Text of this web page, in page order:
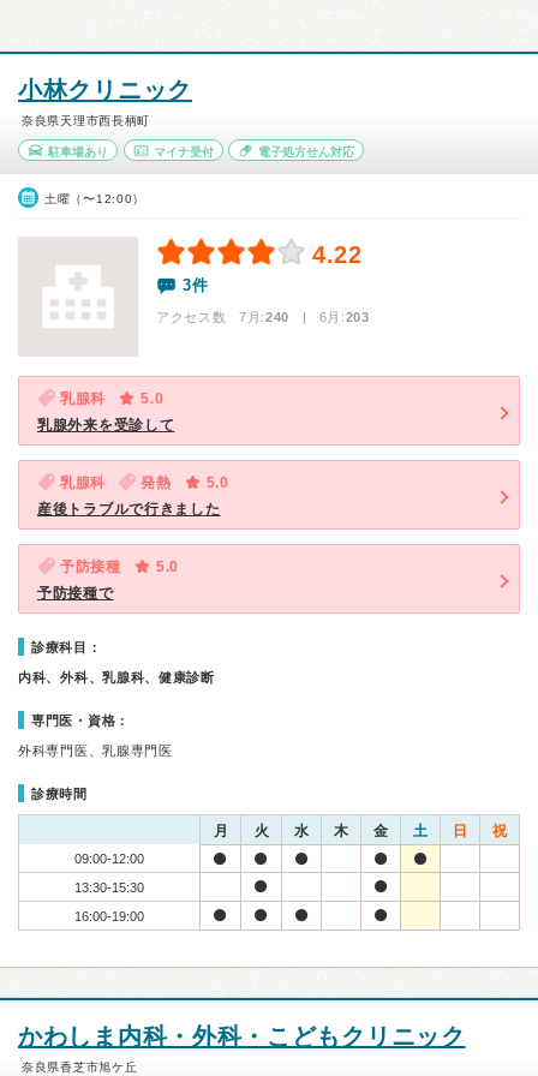
小林クリニック
奈良県天理市西長柄町
駐車場あり マイナ受付 電子処方せん対応
土曜（〜12:00）
4.22
3件
アクセス数 7月:240 | 6月:203
乳腺科
5.0
乳腺外来を受診して
乳腺科 発熱
5.0
産後トラブルで行きました
予防接種
5.0
予防接種で
診療科目：
内科、外科、乳腺科、健康診断
専門医・資格：
外科専門医、乳腺専門医
診療時間
月 火 水 木 金 土 日 祝
09:00-12:00
13:30-15:30
16:00-19:00
かわしま内科・外科・こどもクリニック
奈良県香芝市旭ケ丘